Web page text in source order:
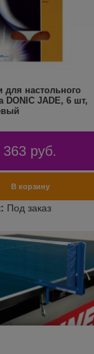
для настольного
DONIC JADE, 6 шт,
363 руб.